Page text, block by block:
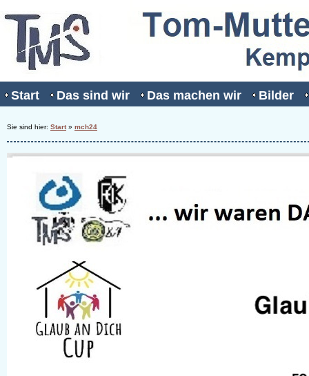
Start Das sind wir Das machen wir Bilder
Sie sind hier: Start» mch24